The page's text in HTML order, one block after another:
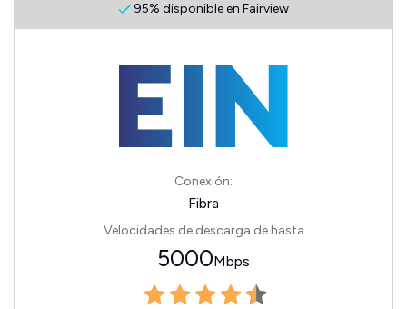
95% disponible en Fairview
Conexión:
Fibra
Velocidades de descarga de hasta
5000Mbps